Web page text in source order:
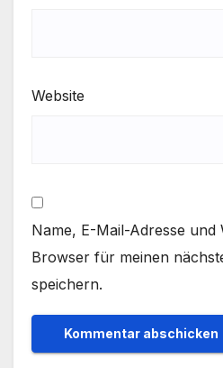
Website
Name, E-Mail-Adresse und
Browser für meinen
speichern.